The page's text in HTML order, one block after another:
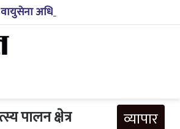
पालन क्षेत्र व्यापार